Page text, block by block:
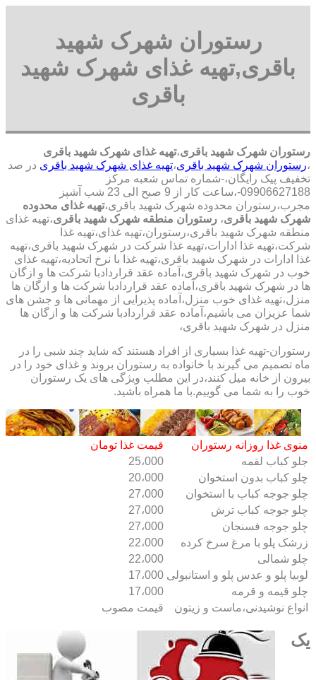
رستوران شهرک شهید
باقری,تهیه غذای شهرک شهید
باقری
رستوران شهرک شهید باقری،تهیه غذای شهرک شهید باقری
،رستوران شهرک شهید باقری،تهیه غذای شهرک شهید باقری در صد
تخفیف پیک رایگان،-شماره تماس شعبه مرکز
09906627188-،ساعت کار از 9 صبح الی 23 شب آشپز
مجرب،رستوران محدوده شهرک شهید باقری،تهیه غذای محدوده
شهرک شهید باقری، رستوران منطقه شهرک شهید باقری،تهیه غذای
منطقه شهرک شهید باقری،رستوران،تهیه غذای،تهیه غذا
شرکت،تهیه غذا ادارات،تهیه غذا شرکت در شهرک شهید باقری،تهیه
غذا ادارات در شهرک شهید باقری،تهیه غذا با نرخ اتحادیه،تهیه غذای
خوب در شهرک شهید باقری،آماده عقد قراردادبا شرکت ها و ازگان
ها در شهرک شهید باقری،آماده عقد قراردادبا شرکت ها و ازگان ها
منزل،تهیه غذای خوب منزل،آماده پذیرایی از مهمانی ها و جشن های
شما عزیزان می باشیم،آماده عقد قراردادبا شرکت ها و ازگان ها
منزل در شهرک شهید باقری،
رستوران-تهیه غذا بسیاری از افراد هستند که شاید چند شبی را در
ماه تصمیم می گیرند با خانواده به رستوران بروند و غذای خود را در
بیرون از خانه میل کنند،در این مطلب ویژگی های یک رستوران
خوب را به شما می گوییم.با ما همراه باشید.
منوی غذا روزانه رستوران
قیمت غذا تومان
جلو کباب لقمه
25،000
چلو کباب بدون استخوان
20،000
چلو جوجه کباب با استخوان
27،000
چلو جوجه کباب ترش
27،000
چلو جوجه فسنجان
27،000
زرشک پلو با مرغ سرخ کرده
22،000
چلو شمالی
22،000
لوبیا پلو و عدس پلو و استانبولی 17،000
چلو قیمه و قرمه
17،000
انواع نوشیدنی،ماست و زیتون
قیمت مصوب
یک